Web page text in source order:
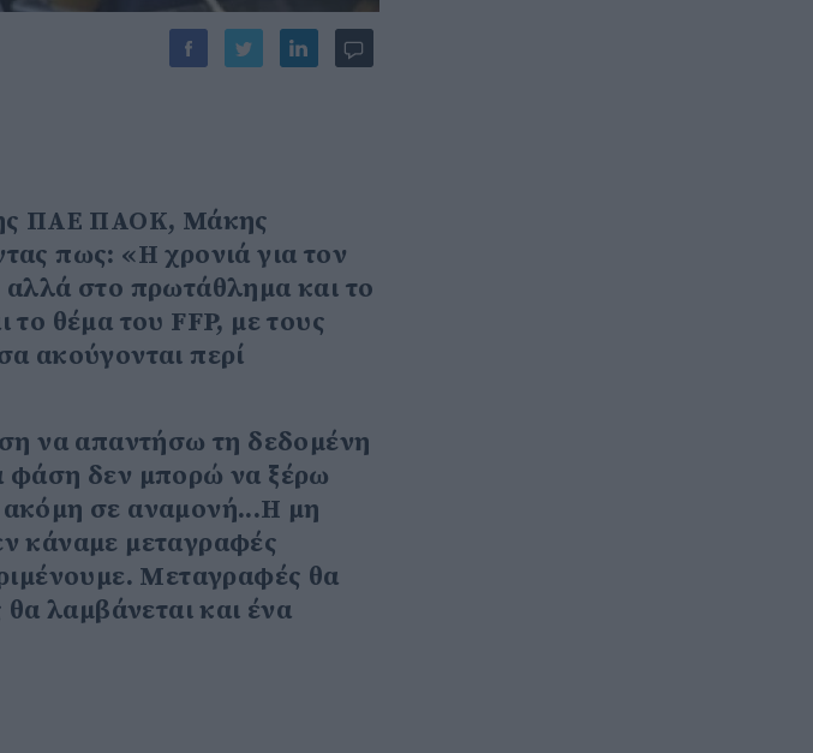
ΠΑΕ ΠΑΟΚ, Μάκης
πως: «Η χρονιά για τον
στο πρωτάθλημα και το
θέμα του FFP, με τους
ακούγονται περί
να απαντήσω τη δεδομένη
φάση δεν μπορώ να ξέρω
ακόμη σε αναμονή...Η μη
κάναμε μεταγραφές
Μεταγραφές θα
λαμβάνεται και ένα